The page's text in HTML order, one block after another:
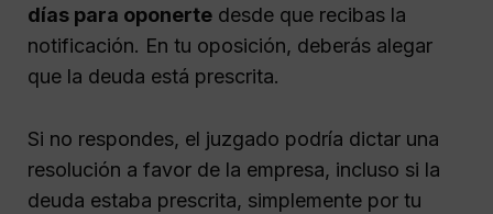
días para oponerte desde que recibas la
notificación. En tu oposición, deberás alegar
que la deuda está prescrita.
Si no respondes, el juzgado podría dictar una
resolución a favor de la empresa, incluso si la
deuda estaba prescrita, simplemente por tu